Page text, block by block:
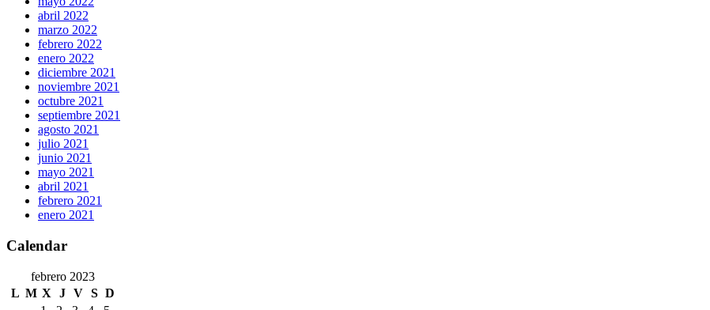
abril 2022
marzo 2022
febrero 2022
enero 2022
diciembre 2021
noviembre 2021
octubre 2021
septiembre 2021
agosto 2021
julio 2021
junio 2021
mayo 2021
abril 2021
febrero 2021
enero 2021
Calendar
febrero 2023
L M X J V S D